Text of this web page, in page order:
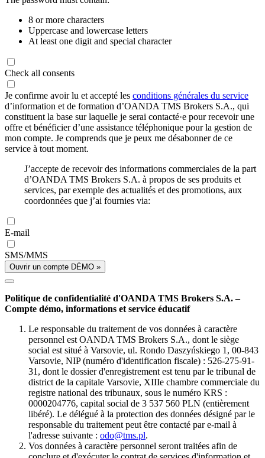
8 or more characters
Uppercase and lowercase letters
At least one digit and special character
Check all consents
Je confirme avoir lu et accepté les conditions générales du service
d’information et de formation d’OANDA TMS Brokers S.A., qui
constituent la base sur laquelle je serai contacté·e pour recevoir une
offre et bénéficier d’une assistance téléphonique pour la gestion de
mon compte. Je comprends que je peux me désabonner de ce
service à tout moment.
J’accepte de recevoir des informations commerciales de la part
d’OANDA TMS Brokers S.A. à propos de ses produits et
services, par exemple des actualités et des promotions, aux
coordonnées que j’ai fournies via:
E-mail
SMS/MMS
Ouvrir un compte DÉMO »
Politique de confidentialité d'OANDA TMS Brokers S.A. –
Compte démo, informations et service éducatif
Le responsable du traitement de vos données à caractère
personnel est OANDA TMS Brokers S.A., dont le siège
social est situé à Varsovie, ul. Rondo Daszyńskiego 1, 00-843
Varsovie, NIP (numéro d'identification fiscale) : 526-275-91-
31, dont le dossier d'enregistrement est tenu par le tribunal de
district de la capitale Varsovie, XIIIe chambre commerciale du
registre national des tribunaux, sous le numéro KRS :
0000204776, capital social de 3 537 560 PLN (entièrement
libéré). Le délégué à la protection des données désigné par le
responsable du traitement peut être contacté par e-mail à
l'adresse suivante : odo@tms.pl.
Vos données à caractère personnel seront traitées afin de